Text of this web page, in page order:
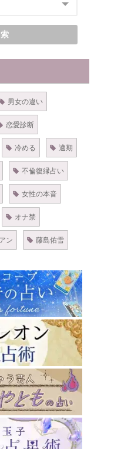
男女の違い
恋愛診断
冷める 適期
不倫復縁占い
女性の本音
オナ禁
ン 藤島佑雪